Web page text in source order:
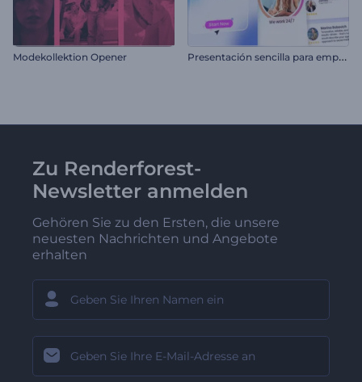
Modekollektion Opener P
resentación sencilla para empresas
Zu Renderforest-
Newsletter anmelden
Gehören Sie zu den Ersten, die unsere
neuesten Nachrichten und Angebote
erhalten